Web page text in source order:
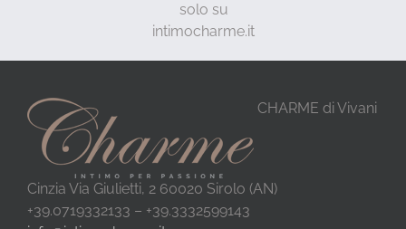
solo su
intimocharme.it
CHARME di Vivani
Cinzia Via Giulietti, 2 60020 Sirolo (AN)
+39.0719332133 – +39.3332599143